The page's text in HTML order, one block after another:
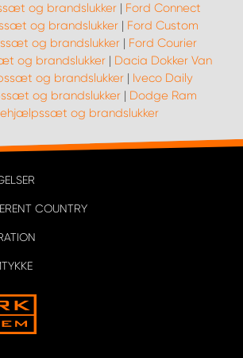
og brandslukker| Ford Connect
og brandslukker | Ford Custom
og brandslukker | Ford Courier
og brandslukker| Dacia Dokker Van
og brandslukker | Iveco Daily
og brandslukker| Dodge Ram
og brandslukker
COUNTRY